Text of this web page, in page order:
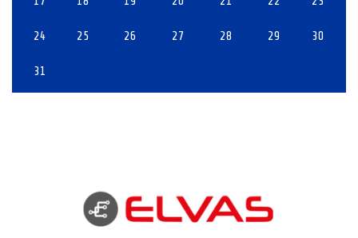
24 25 26 27 28 29 30
31